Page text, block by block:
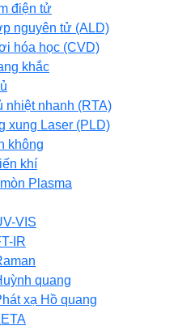
điện tử
nguyên tử (ALD)
hóa học (CVD)
khắc
nhiệt nhanh (RTA)
xung Laser (PLD)
không
khí
Plasma
VIS
IR
quang
xạ Hồ quang